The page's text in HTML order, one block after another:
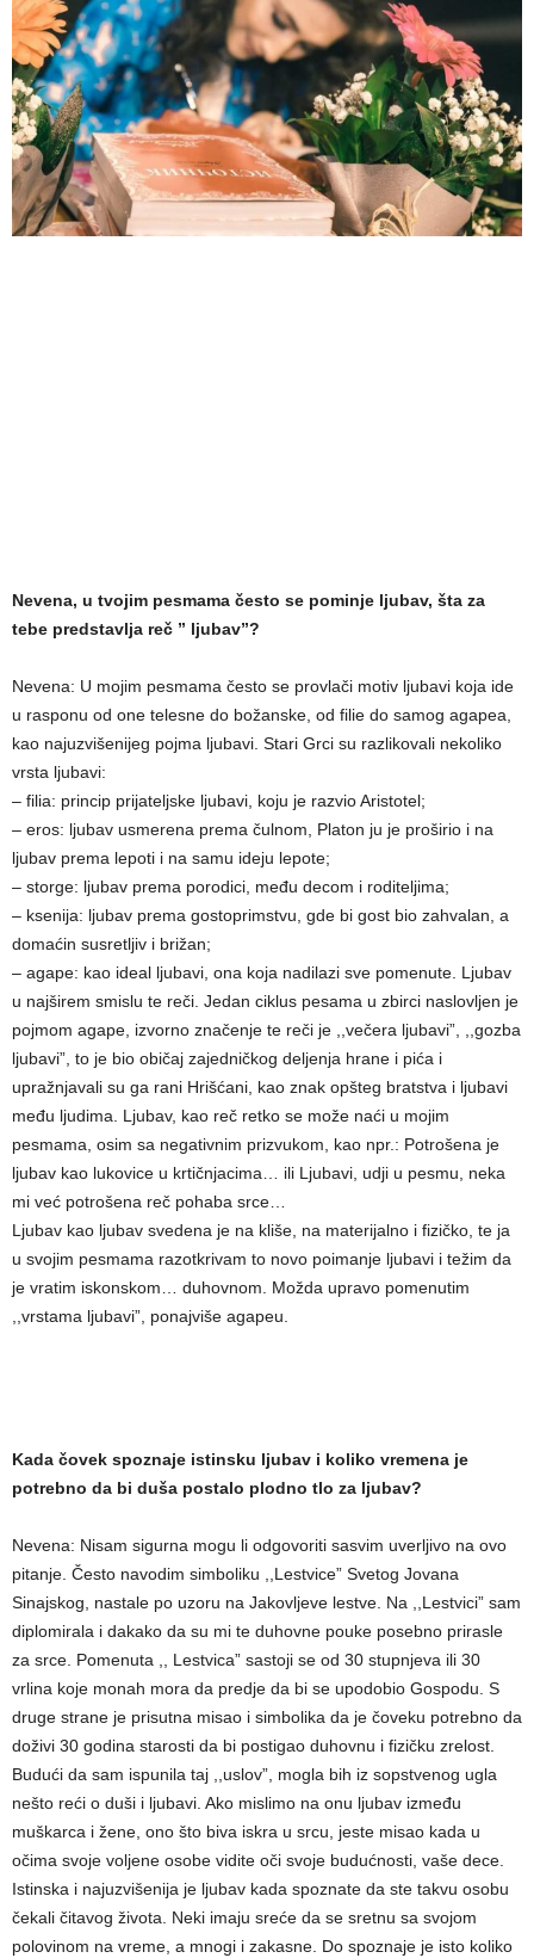
Nevena, u tvojim pesmama često se pominje ljubav, šta za
tebe predstavlja reč ” ljubav”?
Nevena: U mojim pesmama često se provlači motiv ljubavi koja ide
u rasponu od one telesne do božanske, od filie do samog agapea,
kao najuzvišenijeg pojma ljubavi. Stari Grci su razlikovali nekoliko
vrsta ljubavi:
– filia: princip prijateljske ljubavi, koju je razvio Aristotel;
– eros: ljubav usmerena prema čulnom, Platon ju je proširio i na
ljubav prema lepoti i na samu ideju lepote;
– storge: ljubav prema porodici, među decom i roditeljima;
– ksenija: ljubav prema gostoprimstvu, gde bi gost bio zahvalan, a
domaćin susretljiv i brižan;
– agape: kao ideal ljubavi, ona koja nadilazi sve pomenutе. Ljubav
u najširem smislu te reči. Jedan ciklus pesama u zbirci naslovljen je
pojmom agape, izvorno značenje te reči je ,,večera ljubavi”, ,,gozba
ljubavi”, to je bio običaj zajedničkog deljenja hrane i pića i
upražnjavali su ga rani Hrišćani, kao znak opšteg bratstva i ljubavi
među ljudima. Ljubav, kao reč retko se može naći u mojim
pesmama, osim sa negativnim prizvukom, kao npr.: Potrošena je
ljubav kao lukovice u krtičnjacima… ili Ljubavi, udji u pesmu, neka
mi već potrošena reč pohaba srce…
Ljubav kao ljubav svedena je na kliše, na materijalno i fizičko, te ja
u svojim pesmama razotkrivam to novo poimanje ljubavi i težim da
je vratim iskonskom… duhovnom. Možda upravo pomenutim
,,vrstama ljubavi”, ponajviše agapeu.
Kada čovek spoznaje istinsku ljubav i koliko vremena je
potrebno da bi duša postalo plodno tlo za ljubav?
Nevena: Nisam sigurna mogu li odgovoriti sasvim uverljivo na ovo
pitanje. Često navodim simboliku ,,Lestvice” Svetog Jovana
Sinajskog, nastale po uzoru na Jakovljeve lestve. Na ,,Lestvici” sam
diplomirala i dakako da su mi te duhovne pouke posebno prirasle
za srce. Pomenuta ,, Lestvica” sastoji se od 30 stupnjeva ili 30
vrlina koje monah mora da predje da bi se upodobio Gospodu. S
druge strane je prisutna misao i simbolika da je čoveku potrebno da
doživi 30 godina starosti da bi postigao duhovnu i fizičku zrelost.
Budući da sam ispunila taj ,,uslov”, mogla bih iz sopstvenog ugla
nešto reći o duši i ljubavi. Ako mislimo na onu ljubav između
muškarca i žene, ono što biva iskra u srcu, jeste misao kada u
očima svoje voljene osobe vidite oči svoje budućnosti, vaše dece.
Istinska i najuzvišenija je ljubav kada spoznate da ste takvu osobu
čekali čitavog života. Neki imaju sreće da se sretnu sa svojom
polovinom na vreme, a mnogi i zakasne. Do spoznaje je isto koliko